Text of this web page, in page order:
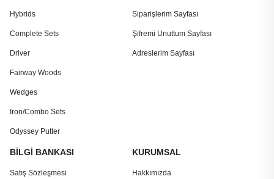
Hybrids
Complete Sets
Driver
Fairway Woods
Wedges
Iron/Combo Sets
Odyssey Putter
Siparişlerim Sayfası
Şifremi Unuttum Sayfası
Adreslerim Sayfası
BİLGİ BANKASI
Satış Sözleşmesi
KURUMSAL
Hakkımızda